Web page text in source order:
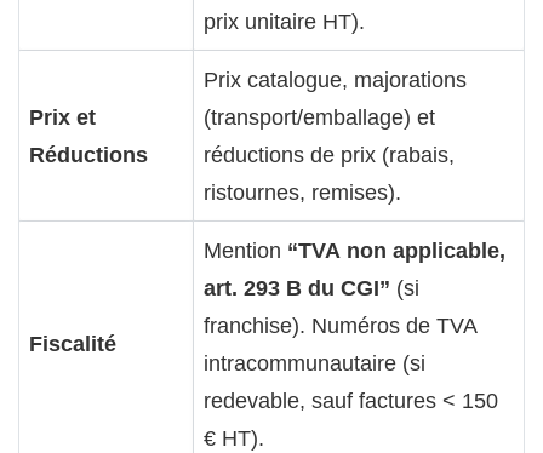
prix unitaire HT).
Prix et
Réductions
Prix catalogue, majorations
(transport/emballage) et
réductions de prix (rabais,
ristournes, remises).
Fiscalité
Mention “TVA non applicable,
art. 293 B du CGI” (si
franchise). Numéros de TVA
intracommunautaire (si
redevable, sauf factures < 150
€ HT).